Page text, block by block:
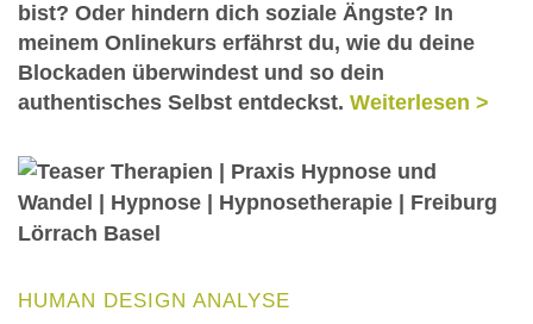
bist? Oder hindern dich soziale Ängste? In
meinem Onlinekurs erfährst du, wie du deine
Blockaden überwindest und so dein
authentisches Selbst entdeckst. Weiterlesen >
HUMAN DESIGN ANALYSE